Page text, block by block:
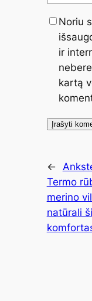
Noriu
ir
kartą
←
Termo
merino
natūrali